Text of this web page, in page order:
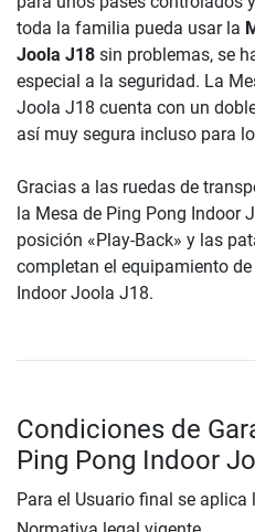
toda la familia pueda usar la
Joola J18 sin problemas, se
especial a la seguridad. La
Joola J18 cuenta con un
así muy segura incluso para
Gracias a las ruedas de
la Mesa de Ping Pong Indoor
posición «Play-Back» y las
completan el equipamiento
Indoor Joola J18.
Condiciones de
Ping Pong Indoor
Para el Usuario final se aplica